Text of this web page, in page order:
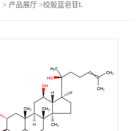
> 产品展厅 >绞股蓝皂苷L